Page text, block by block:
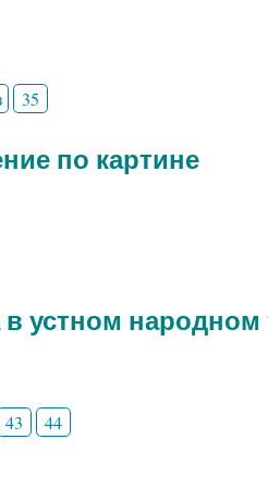
35
по картине
устном народном
43 44